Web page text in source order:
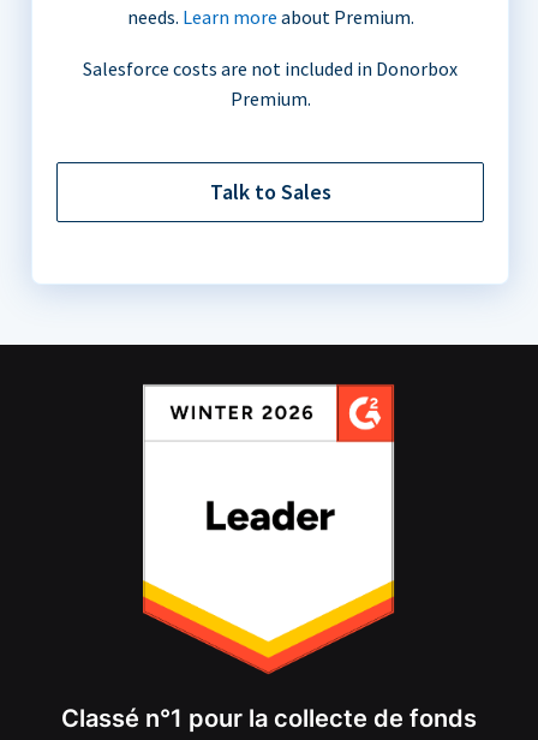
needs. Learn more about Premium.
Salesforce costs are not included in Donorbox
Premium.
Talk to Sales
Classé n°1 pour la collecte de fonds